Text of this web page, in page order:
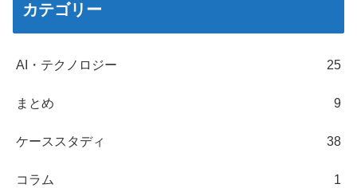
カテゴリー
AI・テクノロジー 25
まとめ 9
ケーススタディ 38
コラム 1